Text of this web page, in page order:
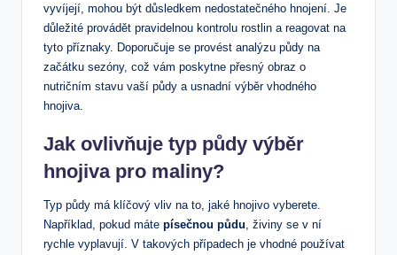
vyvíjejí, mohou být důsledkem nedostatečného hnojení. Je
důležité provádět pravidelnou kontrolu rostlin a reagovat na
tyto příznaky. Doporučuje se provést analýzu půdy na
začátku sezóny, což vám poskytne přesný obraz o
nutričním stavu vaší půdy a usnadní výběr vhodného
hnojiva.
Jak ovlivňuje typ půdy výběr
hnojiva pro maliny?
Typ půdy má klíčový vliv na to, jaké hnojivo vyberete.
Například, pokud máte písečnou půdu , živiny se v ní
rychle vyplavují. V takových případech je vhodné používat